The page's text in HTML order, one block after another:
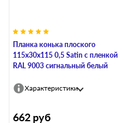
Планка конька плоского
115х30х115 0,5 Satin с пленкой
RAL 9003 сигнальный белый
Характеристики
662 руб